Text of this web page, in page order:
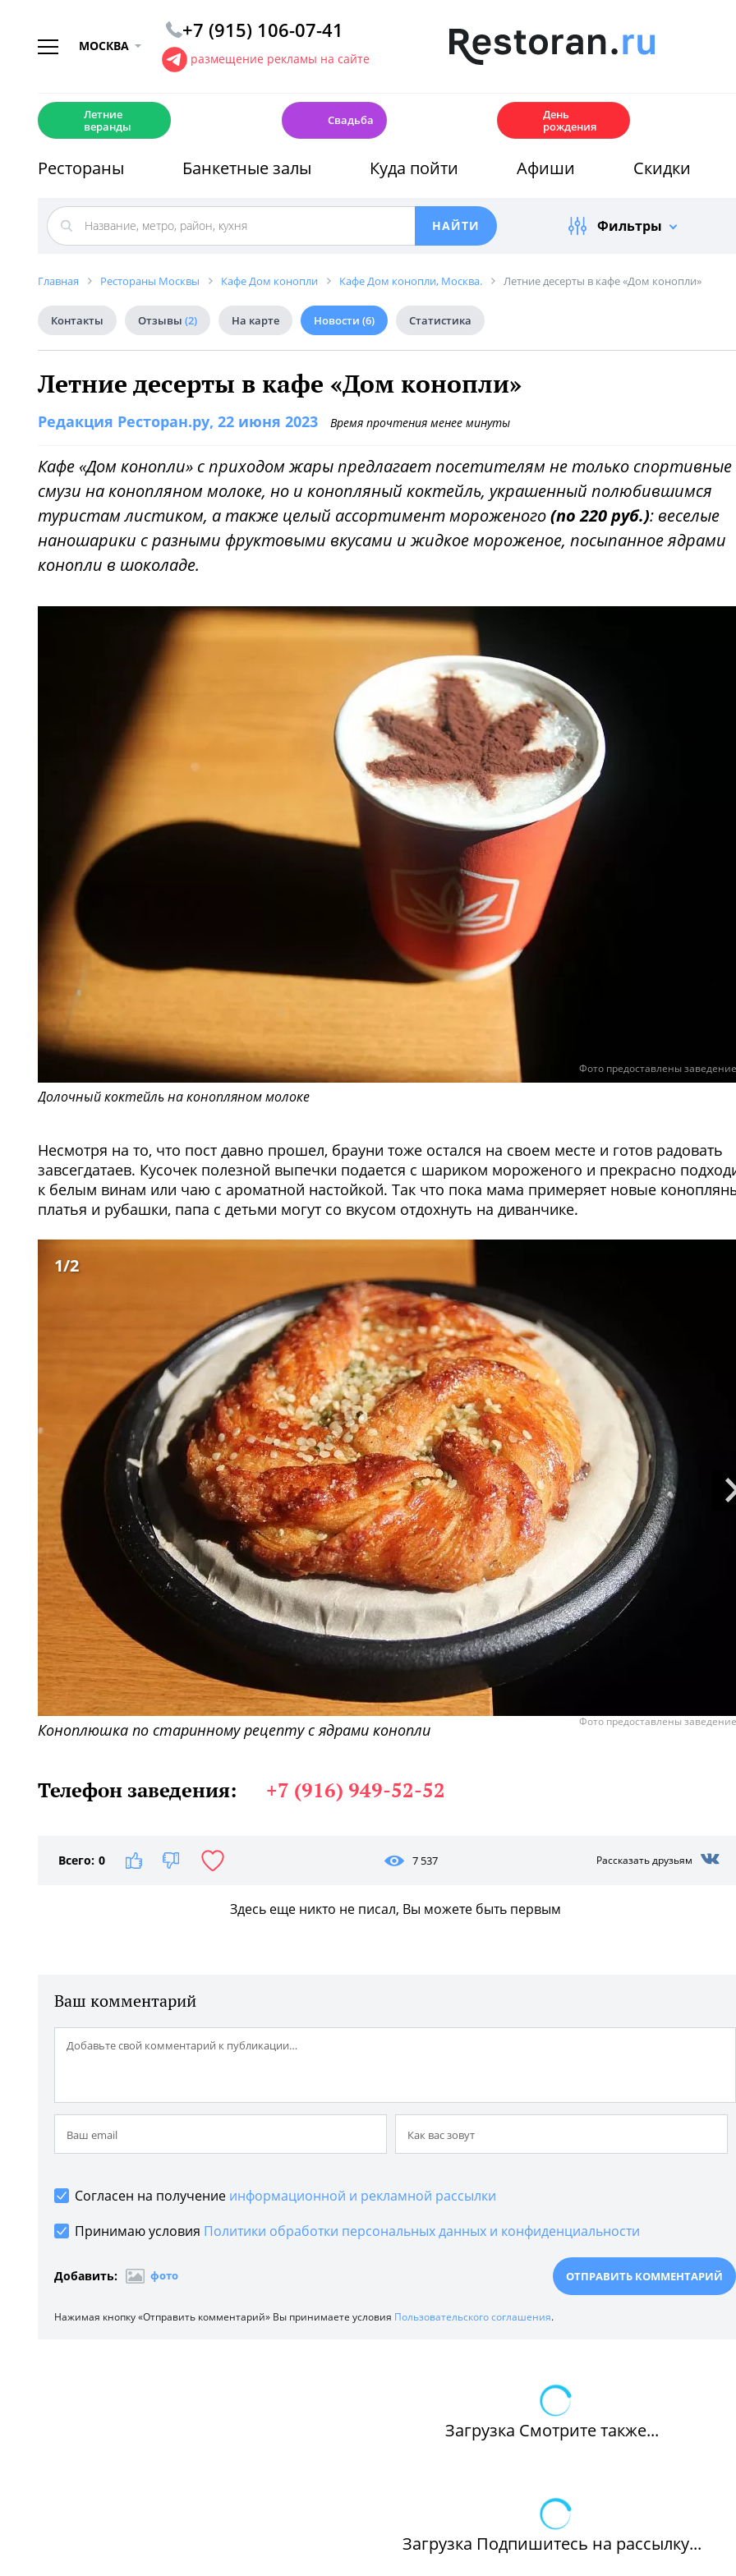
МОСКВА
+7 (915) 106-07-41
размещение рекламы на сайте
Летние
веранды
Свадьба
День
рождения
Рестораны Банкетные залы Куда пойти Афиши Скидки
Фильтры
Главная Рестораны Москвы Кафе Дом конопли Кафе Дом конопли, Москва. Летние десерты в кафе «Дом конопли»
Контакты Отзывы (2) На карте Новости (6) Статистика
Летние десерты в кафе «Дом конопли»
Редакция Ресторан.ру, 22 июня 2023 Время прочтения менее минуты
Кафе «Дом конопли» с приходом жары предлагает посетителям не только спортивные
смузи на конопляном молоке, но и конопляный коктейль, украшенный полюбившимся
туристам листиком, а также целый ассортимент мороженого(по 220 руб.): веселые
наношарики с разными фруктовыми вкусами и жидкое мороженое, посыпанное ядрами
конопли в шоколаде.
Фото предоставлены
Долочный коктейль на конопляном молоке
Несмотря на то, что пост давно прошел, брауни тоже остался на своем месте и готов радовать
завсегдатаев. Кусочек полезной выпечки подается с шариком мороженого и прекрасно
к белым винам или чаю с ароматной настойкой. Так что пока мама примеряет новые
платья и рубашки, папа с детьми могут со вкусом отдохнуть на диванчике.
1/2
Коноплюшка по старинному рецепту с ядрами конопли Фото предоставлены
Телефон заведения: +7 (916) 949-52-52
Всего: 0 7 537 Рассказать друзьям
Здесь еще никто не писал, Вы можете быть первым
Ваш комментарий
Согласен на получение информационной и рекламной рассылки
Принимаю условия Политики обработки персональных данных и конфиденциальности
Добавить: фото
Нажимая кнопку «Отправить комментарий» Вы принимаете условия Пользовательского соглашения.
Загрузка Смотрите также...
Загрузка Подпишитесь на рассылку...